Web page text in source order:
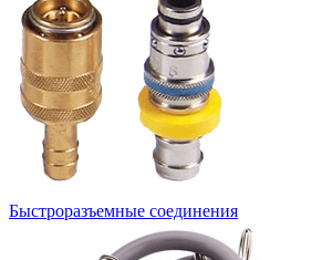
Быстроразъемные соединения